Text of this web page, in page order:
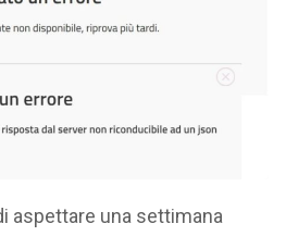
aspettare una settimana